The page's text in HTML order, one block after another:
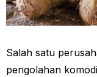
Salah satu
pengolahan